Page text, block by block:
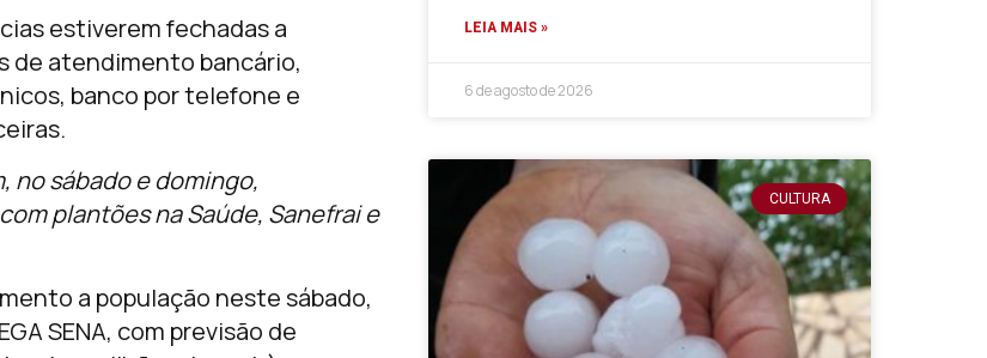
estiverem fechadas a
de atendimento bancário,
banco por telefone e
no sábado e domingo,
plantões na Saúde, Sanefrai e
a população neste sábado,
SENA, com previsão de
LEIA MAIS »
6 de agosto de 2026
CULTURA